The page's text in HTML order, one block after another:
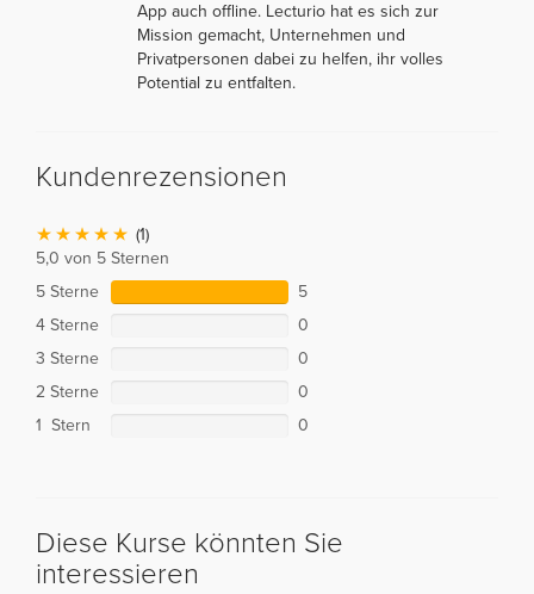
App auch offline. Lecturio hat es sich zur
Mission gemacht, Unternehmen und
Privatpersonen dabei zu helfen, ihr volles
Potential zu entfalten.
Kundenrezensionen
(1)
5,0 von 5 Sternen
5 Sterne
5
4 Sterne
0
3 Sterne
0
2 Sterne
0
1 Stern
0
Diese Kurse könnten Sie
interessieren